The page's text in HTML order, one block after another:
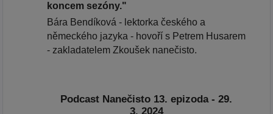
koncem sezóny."
Bára Bendíková - lektorka českého a
německého jazyka - hovoří s Petrem Husarem
- zakladatelem Zkoušek nanečisto.
Podcast Nanečisto 13. epizoda - 29.
3. 2024